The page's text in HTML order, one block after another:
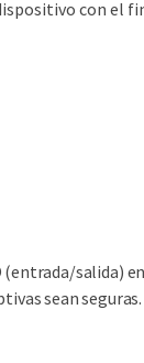
con el
salida)
sean seguras.